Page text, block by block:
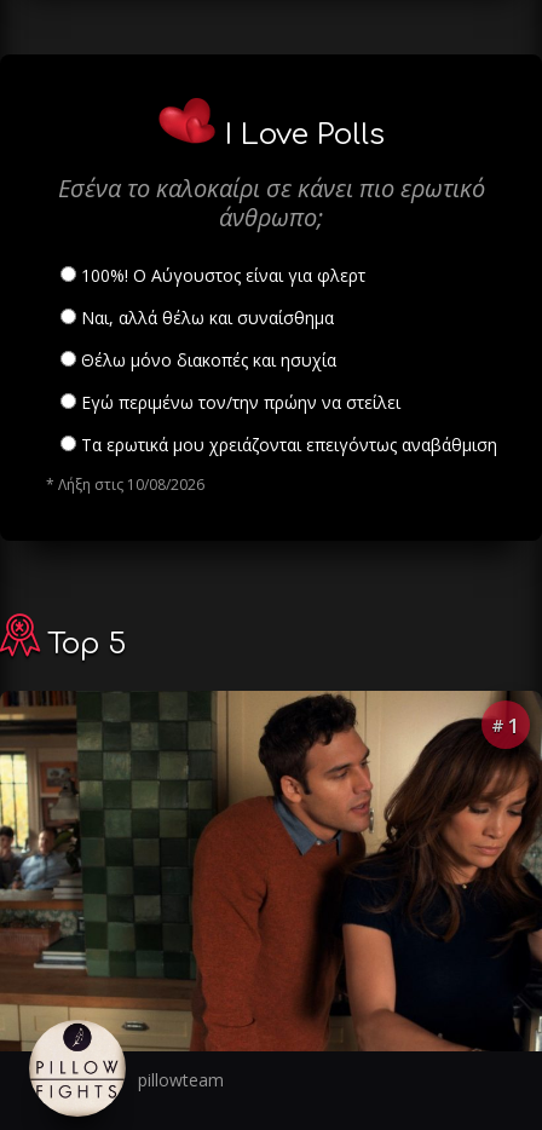
I Love Polls
Εσένα το καλοκαίρι σε κάνει πιο ερωτικό
άνθρωπο;
100%! Ο Αύγουστος είναι για φλερτ
Ναι, αλλά θέλω και συναίσθημα
Θέλω μόνο διακοπές και ησυχία
Εγώ περιμένω τον/την πρώην να στείλει
Τα ερωτικά μου χρειάζονται επειγόντως αναβάθμιση
* Λήξη στις 10/08/2026
Top 5
# 1
pillowteam